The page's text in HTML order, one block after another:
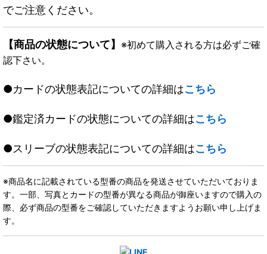
でご注意ください。
【商品の状態について】 ※初めて購入される方は必ずご確
認下さい。
●カードの状態表記についての詳細はこちら
●鑑定済カードの状態についての詳細はこちら
●スリーブの状態表記についての詳細はこちら
※商品名に記載されている型番の商品を発送させていただいておりま
す。一部、写真とカードの型番が異なる商品が御座いますので購入の
際、必ず商品の型番をご確認していただきますようお願い申し上げま
す。